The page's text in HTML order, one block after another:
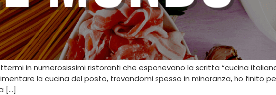
in numerosissimi ristoranti che esponevano la scritta “cucina
la cucina del posto, trovandomi spesso in minoranza, ho finito
[…]